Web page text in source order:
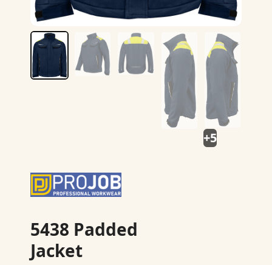
+5
5438 Padded
Jacket